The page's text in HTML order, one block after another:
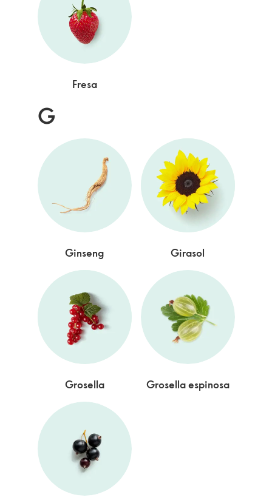
Fresa
G
Ginseng Girasol
Grosella Grosella espinosa